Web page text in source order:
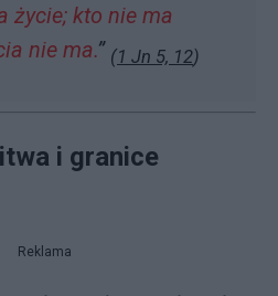
życie; kto nie ma
nie ma.” (1 Jn 5, 12)
i granice
Reklama